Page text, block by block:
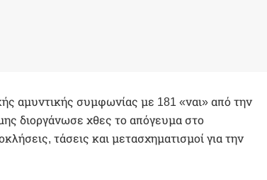
αμυντικής συμφωνίας με 181 «ναι» από την
διοργάνωσε χθες το απόγευμα στο
τάσεις και μετασχηματισμοί για την